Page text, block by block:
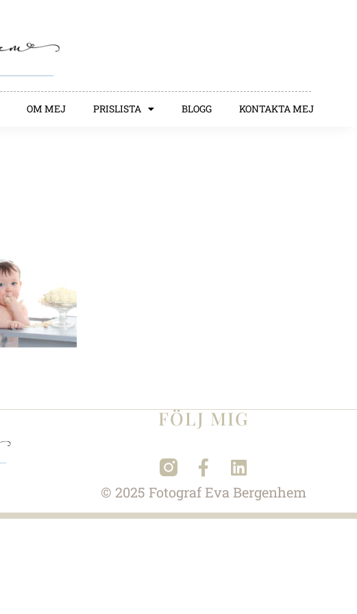
OM MEJ PRISLISTA BLOGG KONTAKTA MEJ
FÖLJ MIG
© 2025 Fotograf Eva Bergenhem